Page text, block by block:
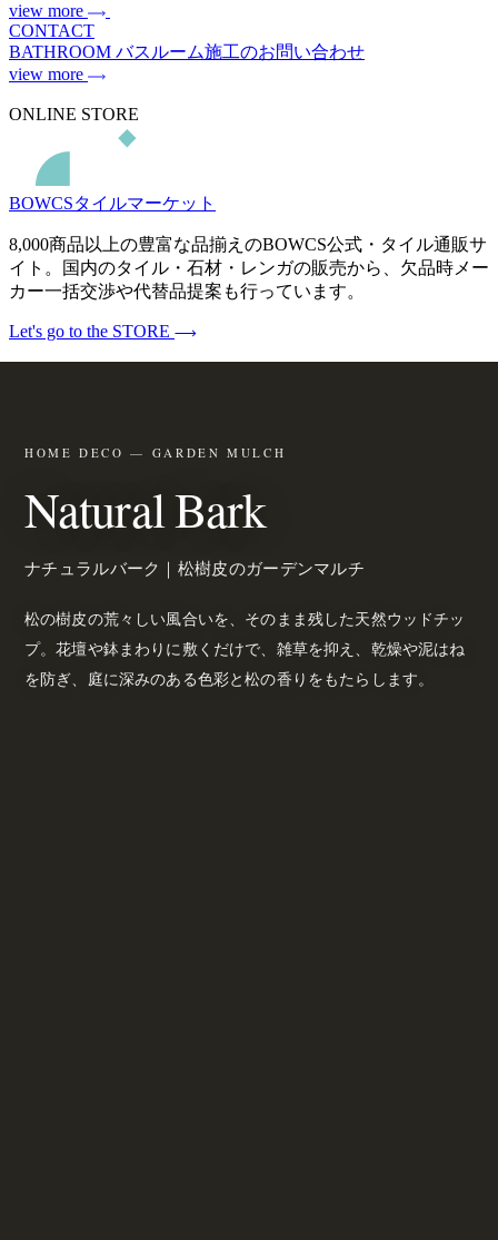
view more
CONTACT
BATHROOM バスルーム施工のお問い合わせ
view more
ONLINE STORE
BOWCSタイルマーケット
8,000商品以上の豊富な品揃えのBOWCS公式・タイル通販サ
イト。国内のタイル・石材・レンガの販売から、欠品時メー
カー一括交渉や代替品提案も行っています。
Let's go to the STORE
HOME DECO — GARDEN MULCH
Natural Bark
ナチュラルバーク｜松樹皮のガーデンマルチ
松の樹皮の荒々しい風合いを、そのまま残した天然ウッドチッ
プ。花壇や鉢まわりに敷くだけで、雑草を抑え、乾燥や泥はね
を防ぎ、庭に深みのある色彩と松の香りをもたらします。